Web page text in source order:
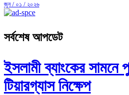
জুন / ০১ / ২০২৬
সর্বশেষ আপডেট
ইসলামী ব্যাংকের সামনে
টিয়ারগ্যাস নিক্ষেপ